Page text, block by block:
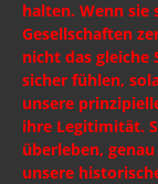
halten. Wenn
Gesellschaften
nicht das gleiche
sicher fühlen,
unsere
ihre Legitimität.
überleben,
unsere